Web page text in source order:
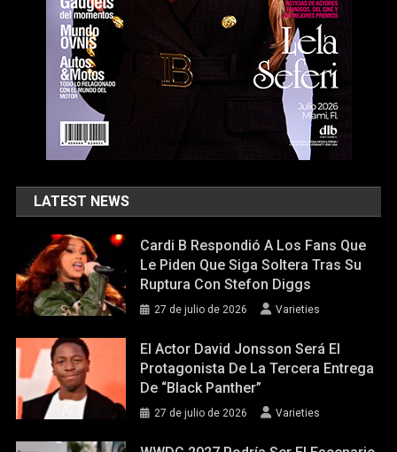
LATEST NEWS
Cardi B Respondió A Los Fans Que
Le Piden Que Siga Soltera Tras Su
Ruptura Con Stefon Diggs
27 de julio de 2026 Varieties
El Actor David Jonsson Será El
Protagonista De La Tercera Entrega
De “Black Panther”
27 de julio de 2026 Varieties